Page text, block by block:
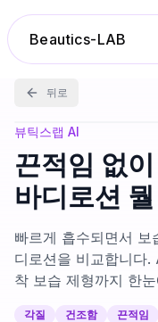
Beautics-LAB
랭킹
성분분석
나의 스킨케어
대화 이력
뒤로
뷰틱스랩 AI
끈적임 없
바디로션
빠르게 흡수되면서
디로션을 비교합니다
착 보습 제형까지 한
각질 건조함 끈적임